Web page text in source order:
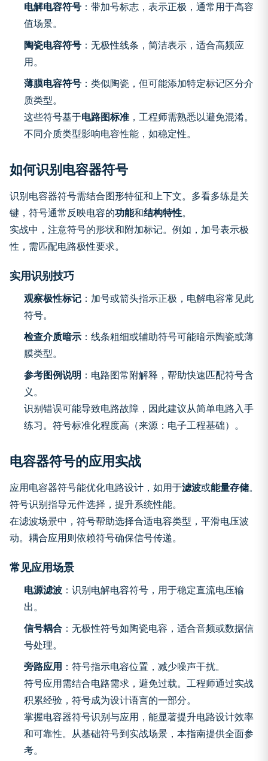
电解电容符号 ：带加号标志，表示正极，通常用于高容
值场景。
陶瓷电容符号 ：无极性线条，简洁表示，适合高频应
用。
薄膜电容符号 ：类似陶瓷，但可能添加特定标记区分介
质类型。
这些符号基于电路图标准 ，工程师需熟悉以避免混淆。
不同介质类型影响电容性能，如稳定性。
如何识别电容器符号
识别电容器符号需结合图形特征和上下文。多看多练是关
键，符号通常反映电容的功能和结构特性。
实战中，注意符号的形状和附加标记。例如，加号表示极
性，需匹配电路极性要求。
实用识别技巧
观察极性标记 ：加号或箭头指示正极，电解电容常见此
符号。
检查介质暗示 ：线条粗细或辅助符号可能暗示陶瓷或薄
膜类型。
参考图例说明 ：电路图常附解释，帮助快速匹配符号含
义。
识别错误可能导致电路故障，因此建议从简单电路入手
练习。符号标准化程度高（来源：电子工程基础）。
电容器符号的应用实战
应用电容器符号能优化电路设计，如用于滤波或能量存储。
符号识别指导元件选择，提升系统性能。
在滤波场景中，符号帮助选择合适电容类型，平滑电压波
动。耦合应用则依赖符号确保信号传递。
常见应用场景
电源滤波 ：识别电解电容符号，用于稳定直流电压输
出。
信号耦合 ：无极性符号如陶瓷电容，适合音频或数据信
号处理。
旁路应用 ：符号指示电容位置，减少噪声干扰。
符号应用需结合电路需求，避免过载。工程师通过实战
积累经验，符号成为设计语言的一部分。
掌握电容器符号识别与应用，能显著提升电路设计效率
和可靠性。从基础符号到实战场景，本指南提供全面参
考。